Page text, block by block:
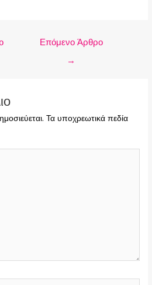
Επόμενο Άρθρο
→
Τα υποχρεωτικά πεδία